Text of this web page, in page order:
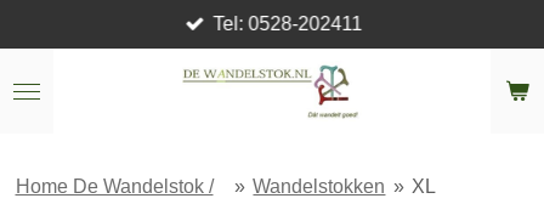
direct
naar
Tel: 0528-202411
Home De Wandelstok /
» Wandelstokken » XL